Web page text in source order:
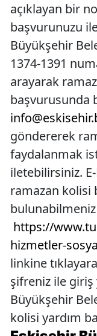
açıklayan bir
başvurunuzu
Büyükşehir
1374-1391
arayarak
başvurusunda
göndererek
faydalanmak
iletebilirsiniz.
ramazan kolisi
https://
hizmetler-
linkine
şifreniz ile giriş
Büyükşehir
kolisi yardım